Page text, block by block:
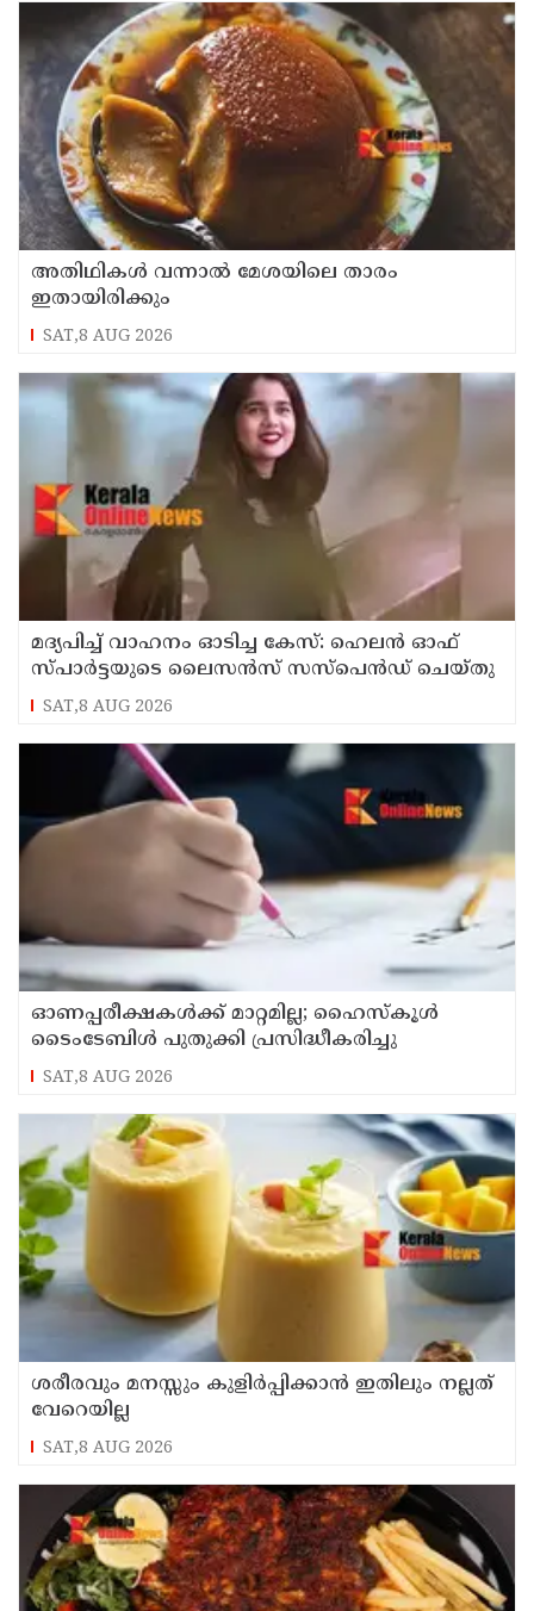
അതിഥികൾ വന്നാൽ മേശയിലെ താരം
ഇതായിരിക്കും
SAT,8 AUG 2026
മദ്യപിച്ച് വാഹനം ഓടിച്ച കേസ്: ഹെലൻ ഓഫ്
സ്പാർട്ടയുടെ ലൈസൻസ് സസ്പെൻഡ് ചെയ്തു
SAT,8 AUG 2026
ഓണപ്പരീക്ഷകള്‍ക്ക് മാറ്റമില്ല; ഹൈസ്കൂള്‍
ടൈംടേബിള്‍ പുതുക്കി പ്രസിദ്ധീകരിച്ചു
SAT,8 AUG 2026
ശരീരവും മനസ്സും കുളിർപ്പിക്കാൻ ഇതിലും നല്ലത്
വേറെയില്ല
SAT,8 AUG 2026